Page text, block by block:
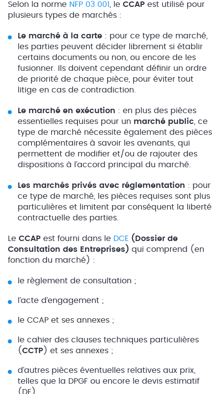
Selon la norme NFP 03 001 , le CCAP est utilisé pour
plusieurs types de marchés :
Le marché à la carte : pour ce type de marché,
les parties peuvent décider librement si établir
certains documents ou non, ou encore de les
fusionner. Ils doivent cependant définir un ordre
de priorité de chaque pièce, pour éviter tout
litige en cas de contradiction.
Le marché en exécution : en plus des pièces
essentielles requises pour un marché public , ce
type de marché nécessite également des pièces
complémentaires à savoir les avenants, qui
permettent de modifier et/ou de rajouter des
dispositions à l’accord principal du marché.
Les marchés privés avec réglementation : pour
ce type de marché, les pièces requises sont plus
particulières et limitent par conséquent la liberté
contractuelle des parties.
Le CCAP est fourni dans le DCE (Dossier de
Consultation des Entreprises) qui comprend (en
fonction du marché) :
le règlement de consultation ;
l’acte d’engagement ;
le CCAP et ses annexes ;
le cahier des clauses techniques particulières
( CCTP ) et ses annexes ;
d’autres pièces éventuelles relatives aux prix,
telles que la DPGF ou encore le devis estimatif
(DE).